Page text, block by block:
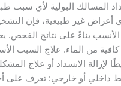
المسالك البولية لأي سبب
أي أعراض غير طبيعية، فإن
بناءً على نتائج الفحص.
كافية من الماء. علاج السبب
الانسداد أو علاج
داخلي أو خارجي: تعرف على